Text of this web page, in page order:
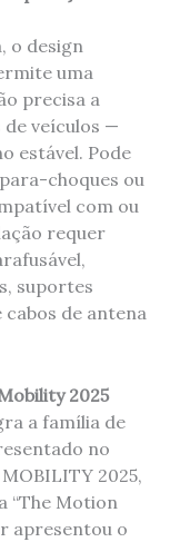
o design
uma
precisa a
veículos —
estável. Pode
choques ou
com ou
requer
suportes
cabos de antena
2025
a família de
no
2025,
“The Motion
apresentou o